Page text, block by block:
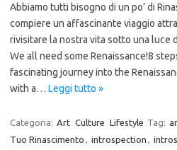
Abbiamo tutti bisogno di un po’ di
compiere un affascinante viaggio
rivisitare la nostra vita sotto una luce
We all need some Renaissance!8
fascinating journey into the
with a… Leggi tutto »
Categoria: Art Culture Lifestyle Tag:
Tuo Rinascimento
introspection